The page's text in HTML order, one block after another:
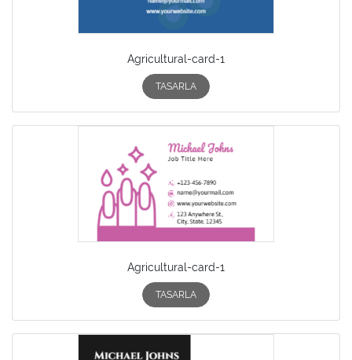
Agricultural-card-1
TASARLA
Agricultural-card-1
TASARLA